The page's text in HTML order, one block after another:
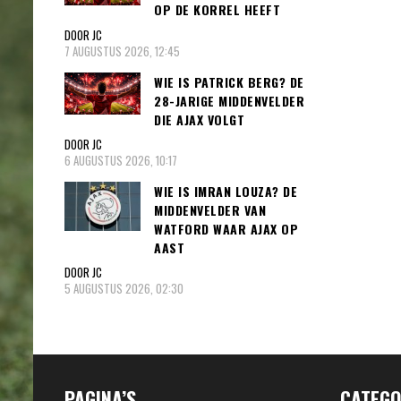
OP DE KORREL HEEFT
DOOR JC
7 AUGUSTUS 2026, 12:45
WIE IS PATRICK BERG? DE
28-JARIGE MIDDENVELDER
DIE AJAX VOLGT
DOOR JC
6 AUGUSTUS 2026, 10:17
WIE IS IMRAN LOUZA? DE
MIDDENVELDER VAN
WATFORD WAAR AJAX OP
AAST
DOOR JC
5 AUGUSTUS 2026, 02:30